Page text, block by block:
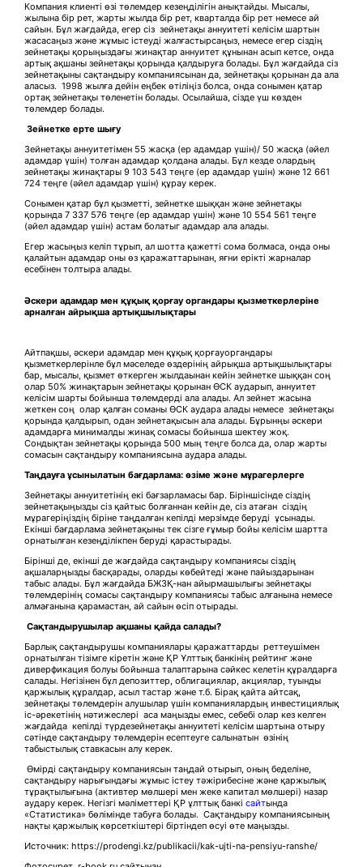
Компания клиенті өзі төлемдер кезеңділігін анықтайды. Мысалы,
жылына бір рет, жарты жылда бір рет, кварталда бір рет немесе ай
сайын. Бұл жағдайда, егер сіз зейнетақы аннуитеті келісім шартын
жасасаңыз және жұмыс істеуді жалғастырсаңыз, немесе егер сіздің
зейнетақы қорыңыздағы жинақтар аннуитет құнынан асып кетсе, онда
артық ақшаны зейнетақы қорында қалдыруға болады. Бұл жағдайда сіз
зейнетақыны сақтандыру компаниясынан да, зейнетақы қорынан да ала
аласыз. 1998 жылға дейін еңбек өтіліңіз болса, онда сонымен қатар
ортақ зейнетақы төленетін болады. Осылайша, сізде үш көзден
төлемдер болады.
Зейнетке ерте шығу
Зейнетақы аннуитетімен 55 жасқа (ер адамдар үшін)/ 50 жасқа (әйел
адамдар үшін) толған адамдар қолдана алады. Бұл кезде олардың
зейнетақы жинақтары 9 103 543 теңге (ер адамдар үшін) және 12 661
724 теңге (әйел адамдар үшін) құрау керек.
Сонымен қатар бұл қызметті, зейнетке шыққан және зейнетақы
қорында 7 337 576 теңге (ер адамдар үшін) және 10 554 561 теңге
(әйел адамдар үшін) астам болатыг адамдар ала алады.
Егер жасыңыз келіп тұрып, ал шотта қажетті сома болмаса, онда оны
қалайтын адамдар оны өз қаражаттарынан, яғни ерікті жарналар
есебінен толтыра алады.
Әскери адамдар мен құқық қорғау органдары қызметкерлеріне
арналған айрықша артықшылықтары
Айтпақшы, әскери адамдар мен құқық қорғауоргандары
қызметкерлерінле бұл мәселеде өздерінің айрықша артықшылықтары
бар, мысалы, қызмет өткерген жылдаынан кейін зейнетке шыққан соң
олар 50% жинақтарын зейнетақы қорынан ӨСК аударып, аннуитет
келісім шарты бойынша төлемдерді ала алады. Ал зейнет жасына
жеткен соң олар қалған соманы ӨСК аудара алады немесе зейнетақы
қорында қалдырып, одан зейнетақысын ала алады. Бұрынңы әскери
адамдарға минималды жинақ сомасы бойынша шектеу жоқ.
Сондықтан зейнетақы қорында 500 мың теңге болса да, олар жарты
сомасын сақтандыру компаниясына аудара алады.
Таңдауға ұсынылатын бағдарлама: өзіме және мұрагерлерге
Зейнетақы аннуитетінің екі бағзарламасы бар. Біріншісінде сіздің
зейнетақыңызды сіз қайтыс болғаннан кейін де, сіз атаған сіздің
мұрагеріңіздің біріне таңдалған кепілді мерзімде беруді ұсынады.
Екінші бағдарлама зейнетақыны тек сізге ғұмыр бойы келісім шартта
орнатылған кезеңділікпен беруді қарастырады.
Бірінші де, екінші де жағдайда сақтандыру компаниясы сіздің
ақшаларңызды басқарады, оларды көбейтеді және пайыздарынан
табыс алады. Бұл жағдайда БЖЗҚ-нан айырмашылығы зейнетақы
төлемдерінің сомасы сақтандыру компаниясы табыс алғанына немесе
алмағанына қарамастан, ай сайын өсіп отырады.
Сақтандырушылар ақшаны қайда салады?
Барлық сақтандырушы компаниялары қаражаттарды реттеушімен
орнатылған тізімге кіретін және ҚР Ұлттық банкінің рейтинг және
диверфикация болуы бойынша талаптарына сәйкес келетін құралдарға
салады. Негізінен бұл депозиттер, облигациялар, акциялар, туынды
қаржылық құралдар, асыл тастар және т.б. Бірақ қайта айтсақ,
зейнетақы төлемдерін алушылар үшін компаниялардың инвестициялық
іс-әрекетінің нәтижеслері аса маңызды емес, себебі олар кез келген
жағдайда кепілді түрдезейнетақы аннуитеті келісім шартына отыру
сәтінде сақтандыру төлемдерін есептеуге салынатын өзінің
табыстылық ставкасын алу керек.
Өмірді сақтандыру компаниясын таңдай отырып, оның беделіне,
сақтандыру нарығындағы жұмыс істеу тәжірибесіне және қаржылық
тұрақтылығына (активтер мөлшері мен жеке капитал мөлшері) назар
аудару керек. Негізгі мәліметтері ҚР ұлттық банкі сайтында
«Статистика» бөлімінде табуға болады. Сақтандыру компаниясының
нақты қаржылық көрсеткіштері біртіндеп өсуі өте маңызды.
Источник: https://prodengi.kz/publikacii/kak-ujti-na-pensiyu-ranshe/